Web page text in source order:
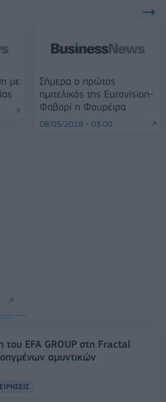
με
Σήμερα ο πρώτος
ημιτελικός της Eurovision-
Φαβορί η Φουρέιρα
08/05/2018 - 03:00
του EFA GROUP στη Fractal
αμυντικών